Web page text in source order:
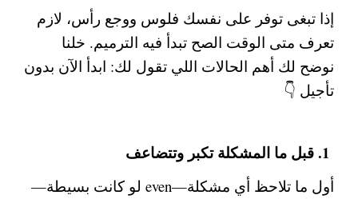
إذا تبغى توفر على نفسك فلوس ووجع رأس، لازم
تعرف متى الوقت الصح تبدأ فيه الترميم. خلنا
نوضح لك أهم الحالات اللي تقول لك: ابدأ الآن بدون
تأجيل 👇
أول ما تلاحظ أي مشكلة—even لو كانت بسيطة—